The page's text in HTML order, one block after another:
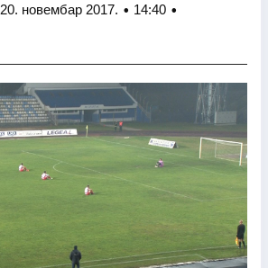
20. новембар 2017. • 14:40 •